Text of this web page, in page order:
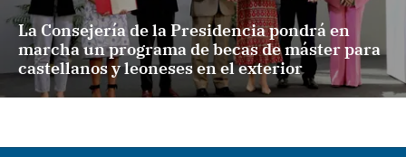
La Consejería de la Presidencia pondrá en
marcha un programa de becas de máster para
castellanos y leoneses en el exterior